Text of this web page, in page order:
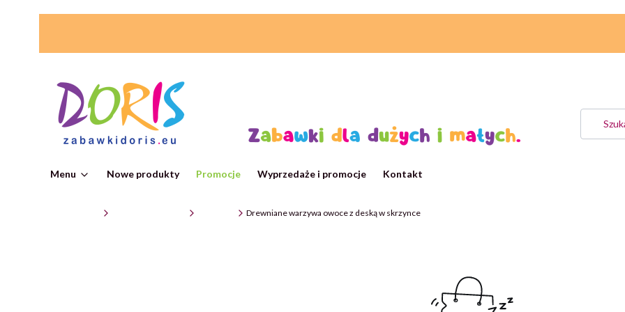
Menu Nowe produkty Promocje Wyprzedaże i promocje Kontakt
Drewniane warzywa owoce z deską w skrzynce